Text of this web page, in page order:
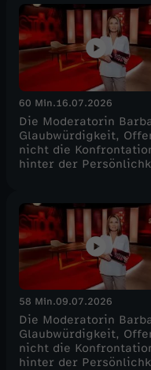
60 Min.16.07.2026
Die Moderatorin
Glaubwürdigkeit,
nicht die
hinter der
58 Min.09.07.2026
Die Moderatorin
Glaubwürdigkeit,
nicht die
hinter der